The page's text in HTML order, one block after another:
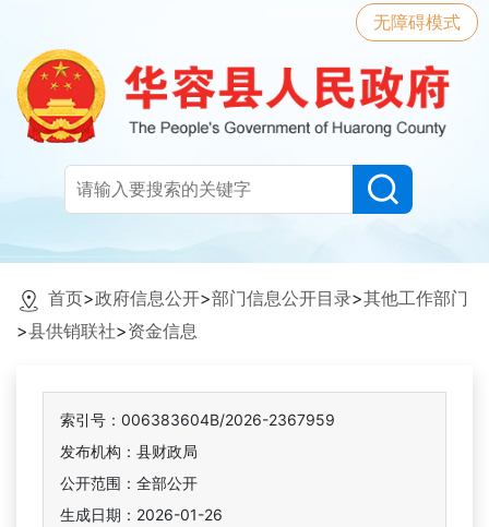
无障碍模式
首页>政府信息公开>部门信息公开目录>其他工作部门
>县供销联社>资金信息
索引号：006383604B/2026-2367959
发布机构：县财政局
公开范围：全部公开
生成日期：2026-01-26